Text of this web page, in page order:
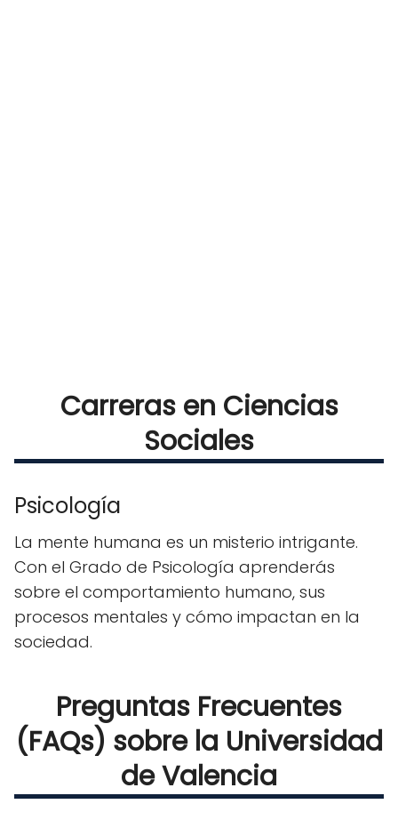
Carreras en Ciencias
Sociales
Psicología
La mente humana es un misterio intrigante.
Con el Grado de Psicología aprenderás
sobre el comportamiento humano, sus
procesos mentales y cómo impactan en la
sociedad.
Preguntas Frecuentes
(FAQs) sobre la Universidad
de Valencia